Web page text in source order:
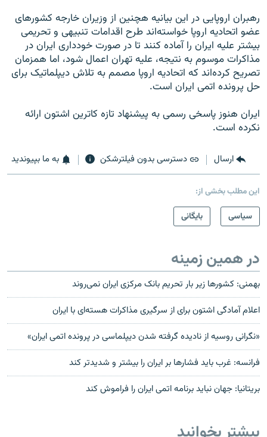
رهبران اروپایی در این بیانیه هچنین از وزیران خارجه کشورهای
عضو اتحادیه اروپا خواسته‌اند طرح اقدامات تنبیهی و تحریمی
بیشتر علیه ایران را آماده کنند تا در صورت خودداری ایران در
مذاکرات موسوم به نتیجه، علیه تهران اعمال شود، اما همزمان
تصریح کرده‌اند که اتحادیه اروپا مصمم به تلاش دیپلماتیک برای
حل پرونده اتمی ایران است.
ایران هنوز پاسخی رسمی به پیشنهاد تازه کاترین اشتون ارائه
نکرده است.
ارسال دسترسی بدون فیلترشکن به ما بپیوندید
این مطلب بخشی از:
سیاسی
بایگانی
در همین زمینه
بهمنی: کشورها زیر بار تحریم بانک مرکزی ایران نمی‌روند
اعلام آمادگی اشتون برای از سرگیری مذاکرات هسته‌ای با ایران
«نگرانی روسیه از نادیده گرفته شدن دیپلماسی در پرونده اتمی ایران»
فرانسه: غرب باید فشارها بر ایران را بیشتر و شدیدتر کند
بریتانیا: جهان نباید برنامه اتمی ایران را فراموش کند